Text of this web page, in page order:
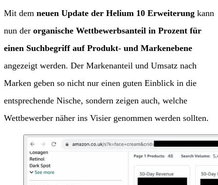
Mit dem neuen Update der Helium 10 Erweiterung kann
nun der organische Wettbewerbsanteil in Prozent für
einen Suchbegriff auf Produkt- und Markenebene
angezeigt werden. Der Markenanteil und Umsatz nach
Marken geben so nicht nur einen guten Einblick in die
entsprechende Nische, sondern zeigen auch, welche
Wettbewerber näher ins Visier genommen werden sollten.